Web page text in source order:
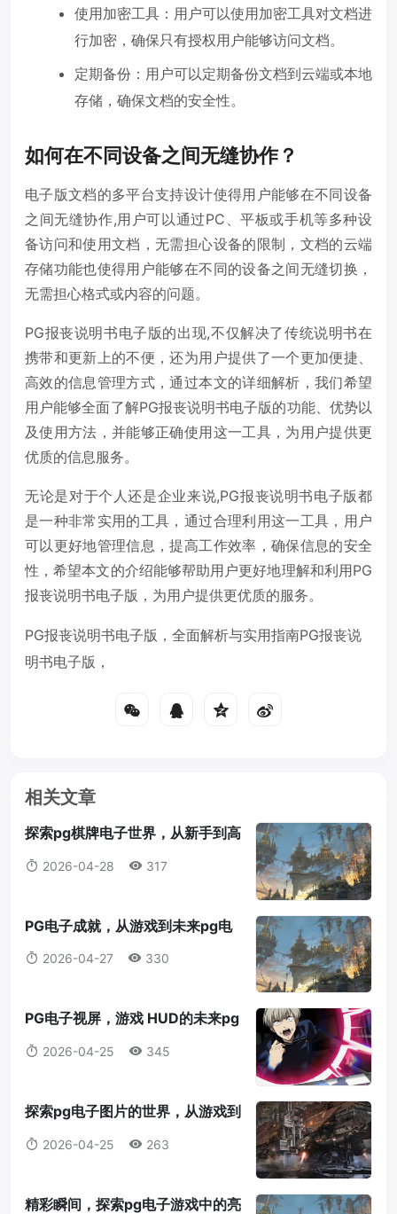
使用加密工具：用户可以使用加密工具对文档进
行加密，确保只有授权用户能够访问文档。
定期备份：用户可以定期备份文档到云端或本地
存储，确保文档的安全性。
如何在不同设备之间无缝协作？
电子版文档的多平台支持设计使得用户能够在不同设备
之间无缝协作,用户可以通过PC、平板或手机等多种设
备访问和使用文档，无需担心设备的限制，文档的云端
存储功能也使得用户能够在不同的设备之间无缝切换，
无需担心格式或内容的问题。
PG报丧说明书电子版的出现,不仅解决了传统说明书在
携带和更新上的不便，还为用户提供了一个更加便捷、
高效的信息管理方式，通过本文的详细解析，我们希望
用户能够全面了解PG报丧说明书电子版的功能、优势以
及使用方法，并能够正确使用这一工具，为用户提供更
优质的信息服务。
无论是对于个人还是企业来说,PG报丧说明书电子版都
是一种非常实用的工具，通过合理利用这一工具，用户
可以更好地管理信息，提高工作效率，确保信息的安全
性，希望本文的介绍能够帮助用户更好地理解和利用PG
报丧说明书电子版，为用户提供更优质的服务。
PG报丧说明书电子版，全面解析与实用指南PG报丧说
明书电子版，
相关文章
探索pg棋牌电子世界，从新手到高
手的全指南pg棋牌电子
2026-04-28 317
PG电子成就，从游戏到未来pg电
子成就
2026-04-27 330
PG电子视屏，游戏 HUD的未来pg
电子视屏
2026-04-25 345
探索pg电子图片的世界，从游戏到
2026-04-25 263
精彩瞬间，探索pg电子游戏中的亮